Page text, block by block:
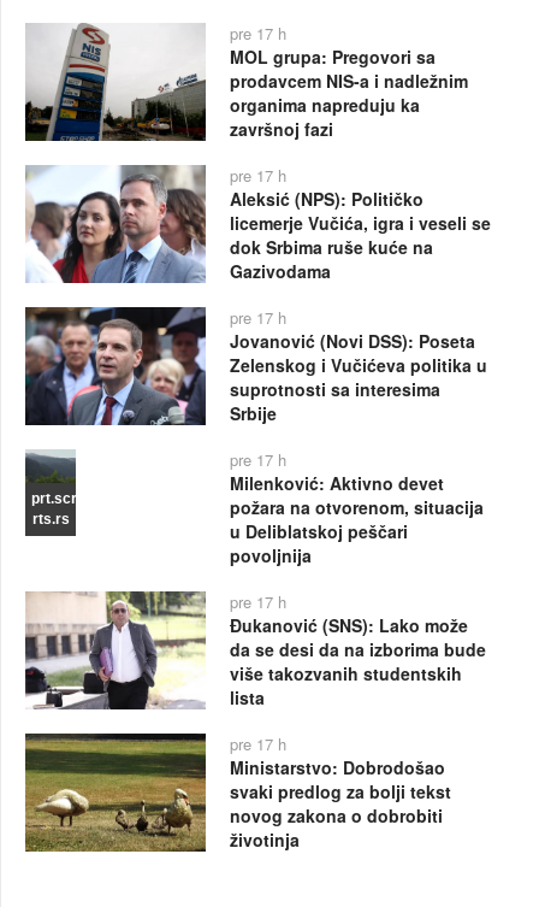
pre 17 h
MOL grupa: Pregovori sa
prodavcem NIS-a i nadležnim
organima napreduju ka
završnoj fazi
pre 17 h
Aleksić (NPS): Političko
licemerje Vučića, igra i veseli se
dok Srbima ruše kuće na
Gazivodama
pre 17 h
Jovanović (Novi DSS): Poseta
Zelenskog i Vučićeva politika u
suprotnosti sa interesima
Srbije
prt.scr
rts.rs
pre 17 h
Milenković: Aktivno devet
požara na otvorenom, situacija
u Deliblatskoj peščari
povoljnija
pre 17 h
Đukanović (SNS): Lako može
da se desi da na izborima bude
više takozvanih studentskih
lista
pre 17 h
Ministarstvo: Dobrodošao
svaki predlog za bolji tekst
novog zakona o dobrobiti
životinja